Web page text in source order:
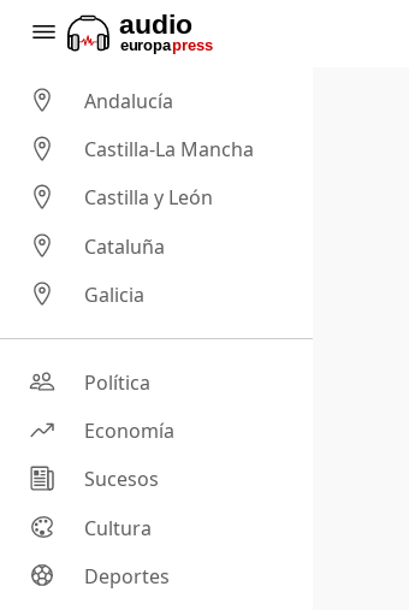
Andalucía
Castilla-La Mancha
Castilla y León
Cataluña
Galicia
Política
Economía
Sucesos
Cultura
Deportes